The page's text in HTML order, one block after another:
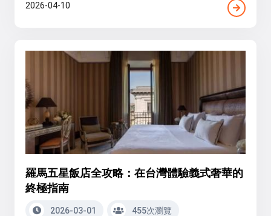
2026-04-10
羅馬五星飯店全攻略：在台灣體驗義式奢華的
終極指南
2026-03-01 455次瀏覽